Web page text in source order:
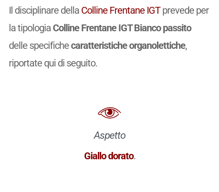
Il disciplinare della Colline Frentane IGTprevede per
la tipologia Colline Frentane IGT Bianco passito
delle specifichecaratteristiche organolettiche,
riportate qui di seguito.
Aspetto
Giallo dorato.